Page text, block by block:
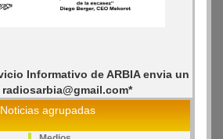
Informativo de ARBIA envia un
radiosarbia@gmail.com*
Noticias agrupadas